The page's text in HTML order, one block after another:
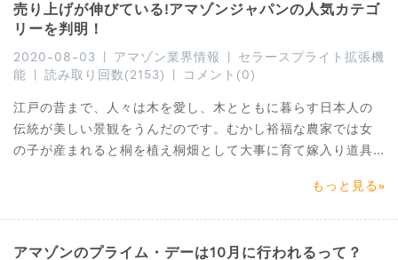
売り上げが伸びている!アマゾンジャパンの人気カテゴ
リーを判明！
2020-08-03 アマゾン業界情報
セラースプライト拡張機
能
読み取り回数(2153) コメント(0)
江戸の昔まで、人々は木を愛し、木とともに暮らす日本人の
伝統が美しい景観をうんだのです。むかし裕福な農家では女
の子が産まれると桐を植え桐畑として大事に育て嫁入り道具
もっと見る
アマゾンのプライム・デーは10月に行われるって？